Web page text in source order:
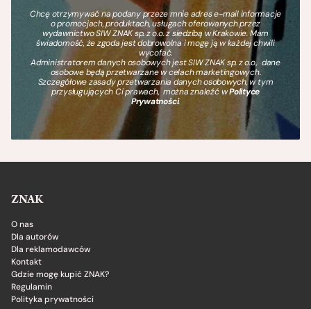
Chcę otrzymywać na podany przeze mnie adres e-mail informacje
o promocjach, produktach, usługach oferowanych przez
wydawnictwo SIW ZNAK sp. z o.o. z siedzibą w Krakowie. Mam
świadomość, że zgoda jest dobrowolna i mogę ją w każdej chwili
wycofać.
Administratorem danych osobowych jest SIW ZNAK sp. z o.o., dane
osobowe będą przetwarzane w celach marketingowych.
Szczegółowe zasady przetwarzania danych osobowych, w tym
przysługujących Ci prawach, można znaleźć wPolityce
Prywatności.
ZNAK
O nas
Dla autorów
Dla reklamodawców
Kontakt
Gdzie mogę kupić ZNAK?
Regulamin
Polityka prywatności